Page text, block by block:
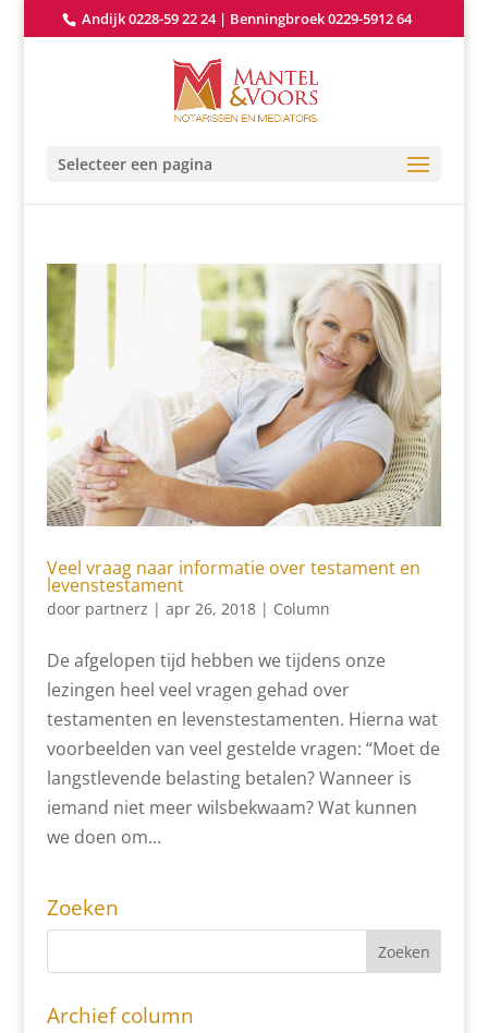
Andijk 0228-59 22 24| Benningbroek 0229-5912 64
Selecteer een pagina
Veel vraag naar informatie over testament en
levenstestament
door partnerz | apr 26, 2018| Column
De afgelopen tijd hebben we tijdens onze
lezingen heel veel vragen gehad over
testamenten en levenstestamenten. Hierna wat
voorbeelden van veel gestelde vragen: “Moet de
langstlevende belasting betalen? Wanneer is
iemand niet meer wilsbekwaam? Wat kunnen
we doen om...
Zoeken
Archief column